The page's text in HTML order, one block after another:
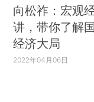
向松祚：宏观
讲，带你了解
经济大局
2022年04月06日